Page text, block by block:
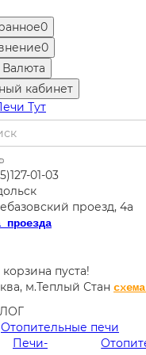
0
0
Валюта
кабинет
01-03
проезд, 4а
проезда
пуста!
м.Теплый Стан
Отопительные печи
Печи-